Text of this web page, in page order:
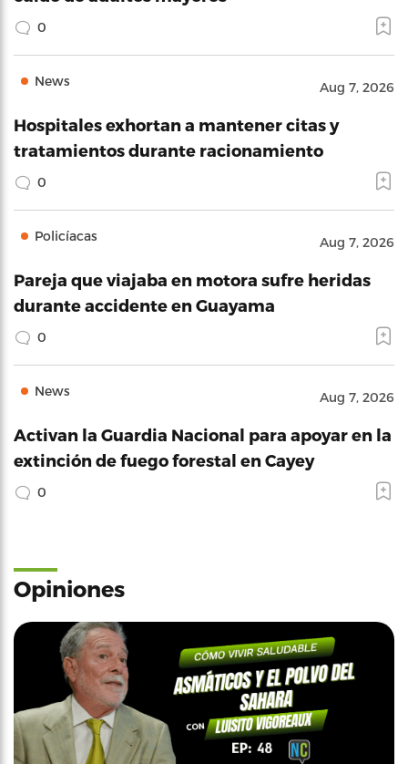
0
News Aug 7, 2026
Hospitales exhortan a mantener citas y
tratamientos durante racionamiento
0
Policíacas Aug 7, 2026
Pareja que viajaba en motora sufre heridas
durante accidente en Guayama
0
News Aug 7, 2026
Activan la Guardia Nacional para apoyar en la
extinción de fuego forestal en Cayey
0
Opiniones